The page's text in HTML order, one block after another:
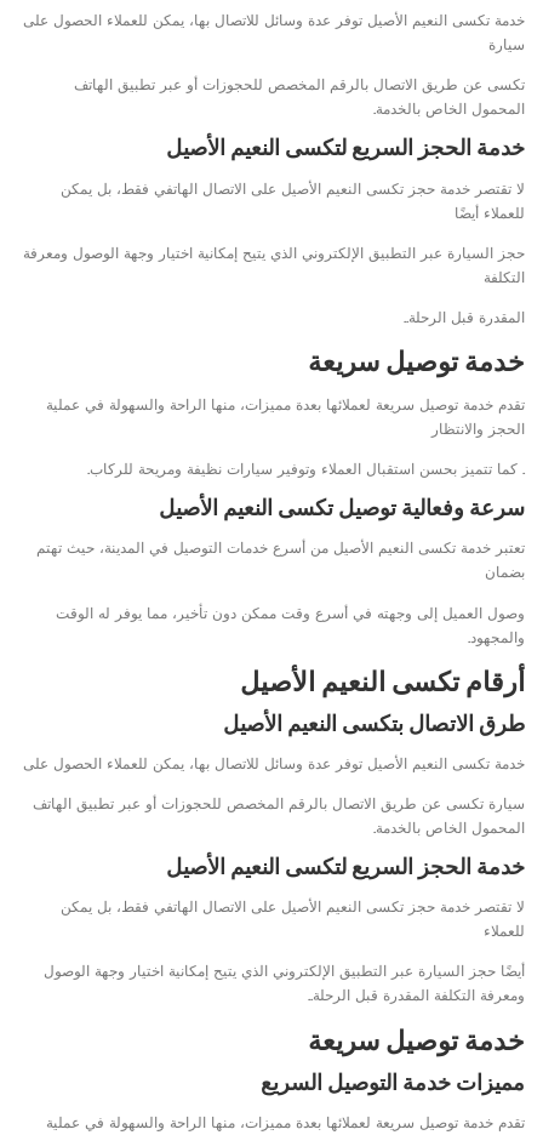
خدمة تكسى النعيم الأصيل توفر عدة وسائل للاتصال بها، يمكن للعملاء الحصول على
سيارة
تكسى عن طريق الاتصال بالرقم المخصص للحجوزات أو عبر تطبيق الهاتف
المحمول الخاص بالخدمة.
خدمة الحجز السريع لتكسى النعيم الأصيل
لا تقتصر خدمة حجز تكسى النعيم الأصيل على الاتصال الهاتفي فقط، بل يمكن
للعملاء أيضًا
حجز السيارة عبر التطبيق الإلكتروني الذي يتيح إمكانية اختيار وجهة الوصول ومعرفة
التكلفة
المقدرة قبل الرحلة..
خدمة توصيل سريعة
تقدم خدمة توصيل سريعة لعملائها بعدة مميزات، منها الراحة والسهولة في عملية
الحجز والانتظار
. كما تتميز بحسن استقبال العملاء وتوفير سيارات نظيفة ومريحة للركاب.
سرعة وفعالية توصيل تكسى النعيم الأصيل
تعتبر خدمة تكسى النعيم الأصيل من أسرع خدمات التوصيل في المدينة، حيث تهتم
بضمان
وصول العميل إلى وجهته في أسرع وقت ممكن دون تأخير، مما يوفر له الوقت
والمجهود.
أرقام تكسى النعيم الأصيل
طرق الاتصال بتكسى النعيم الأصيل
خدمة تكسى النعيم الأصيل توفر عدة وسائل للاتصال بها، يمكن للعملاء الحصول على
سيارة تكسى عن طريق الاتصال بالرقم المخصص للحجوزات أو عبر تطبيق الهاتف
المحمول الخاص بالخدمة.
خدمة الحجز السريع لتكسى النعيم الأصيل
لا تقتصر خدمة حجز تكسى النعيم الأصيل على الاتصال الهاتفي فقط، بل يمكن
للعملاء
أيضًا حجز السيارة عبر التطبيق الإلكتروني الذي يتيح إمكانية اختيار وجهة الوصول
ومعرفة التكلفة المقدرة قبل الرحلة..
خدمة توصيل سريعة
مميزات خدمة التوصيل السريع
تقدم خدمة توصيل سريعة لعملائها بعدة مميزات، منها الراحة والسهولة في عملية